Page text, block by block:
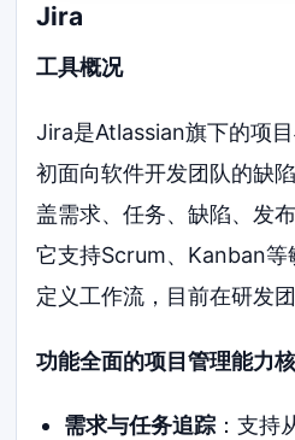
Jira
工具概况
Jira是Atlassian旗下的项
初面向软件开发团队的缺
盖需求、任务、缺陷、发
它支持Scrum、Kanban等
定义工作流，目前在研发
功能全面的项目管理能力
需求与任务追踪：支持